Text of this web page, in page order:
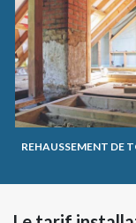
REHAUSSEMENT DE